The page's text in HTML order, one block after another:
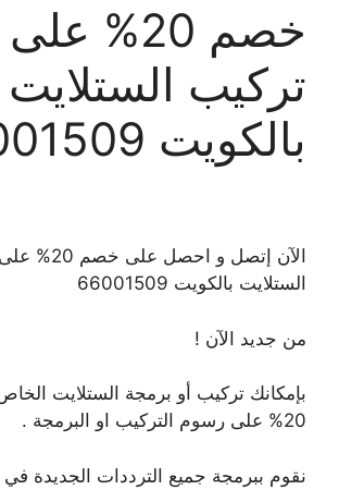
خصم 20% على
تركيب الستلايت
بالكويت 66001509
الآن إتصل و
الستلايت بالكويت 66001509
من جديد الآن !
بإمكانك تركيب أو برمجة الستلايت
20% على رسوم التركيب او البرمجة .
نقوم ببرمجة جميع الترددات الجديدة في